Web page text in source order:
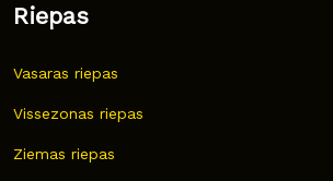
Riepas
Vasaras riepas
Vissezonas riepas
Ziemas riepas